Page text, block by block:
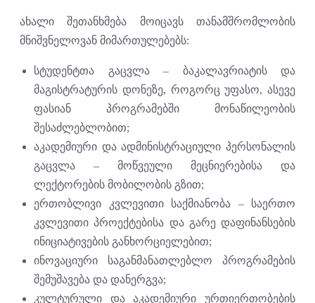
ახალი შეთანხმება მოიცავს თანამშრომლობის
მნიშვნელოვან მიმართულებებს:
სტუდენტთა გაცვლა – ბაკალავრიატის და
მაგისტრატურის დონეზე, როგორც უფასო, ასევე
ფასიან პროგრამებში მონაწილეობის
შესაძლებლობით;
აკადემიური და ადმინისტრაციული პერსონალის
გაცვლა – მოწვეული მეცნიერებისა და
ლექტორების მობილობის გზით;
ერთობლივი კვლევითი საქმიანობა – საერთო
კვლევითი პროექტებისა და გარე დაფინანსების
ინიციატივების განხორციელებით;
ინოვაციური საგანმანათლებლო პროგრამების
შემუშავება და დანერგვა;
კულტურული და აკადემიური ურთიერთობების